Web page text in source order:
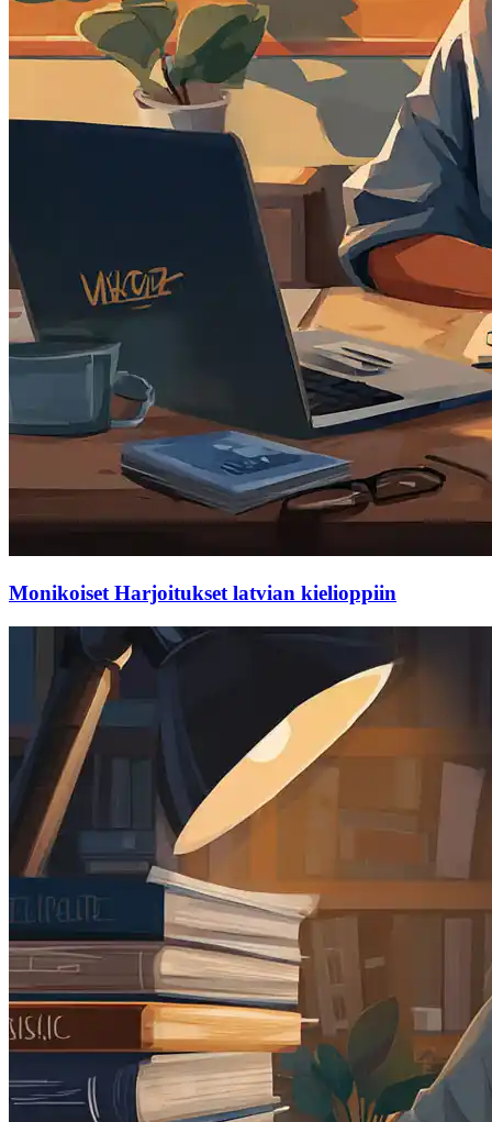
Monikoiset Harjoitukset latvian kielioppiin